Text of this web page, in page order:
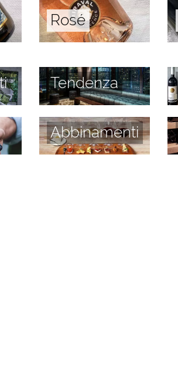
Rosé
Tendenza
Abbinamenti